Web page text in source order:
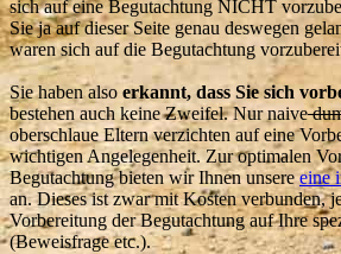
sich auf eine Begutachtung NICHT
Sie ja auf dieser Seite genau deswegen
waren sich auf die Begutachtung
Sie haben also erkannt, dass Sie sich
bestehen auch keine Zweifel. Nur naive
oberschlaue Eltern verzichten auf eine
wichtigen Angelegenheit. Zur optimalen
Begutachtung bieten wir Ihnen unsereeine
an. Dieses ist zwar mit Kosten verbunden,
Vorbereitung der Begutachtung auf Ihre
(Beweisfrage etc.).